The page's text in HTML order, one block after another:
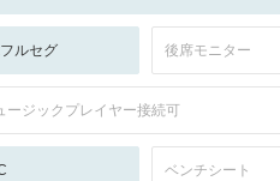
ルセグ 後席モニター
ージックプレイヤー接続可
ベンチシート